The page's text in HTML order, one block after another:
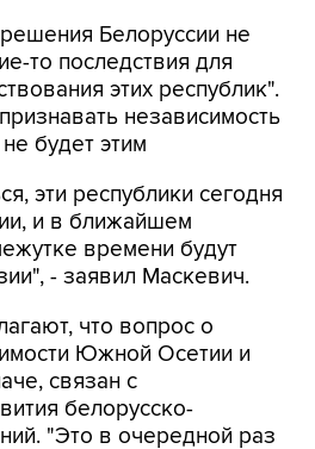
Белоруссии не
то последствия для
этих республик".
независимость
будет этим
эти республики сегодня
и в ближайшем
времени будут
- заявил Маскевич.
что вопрос о
Южной Осетии и
связан с
белорусско-
"Это в очередной раз